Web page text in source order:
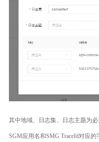
其中地域、日志集、日志主题为必
SGM应用名和SMG TraceId对应